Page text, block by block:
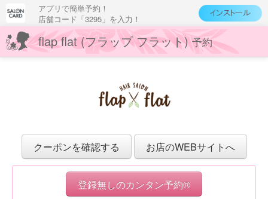
アプリで簡単予約！
店舗コード「3295」を入力！
flap flat (フラップ フラット)予約
クーポンを確認する お店のWEBサイトへ
登録無しのカンタン予約®